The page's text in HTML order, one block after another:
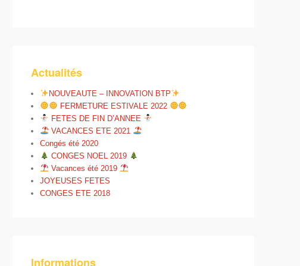
Actualités
NOUVEAUTE – INNOVATION BTP
FERMETURE ESTIVALE 2022
FETES DE FIN D’ANNEE
VACANCES ETE 2021
Congés été 2020
CONGES NOEL 2019
Vacances été 2019
JOYEUSES FETES
CONGES ETE 2018
Informations